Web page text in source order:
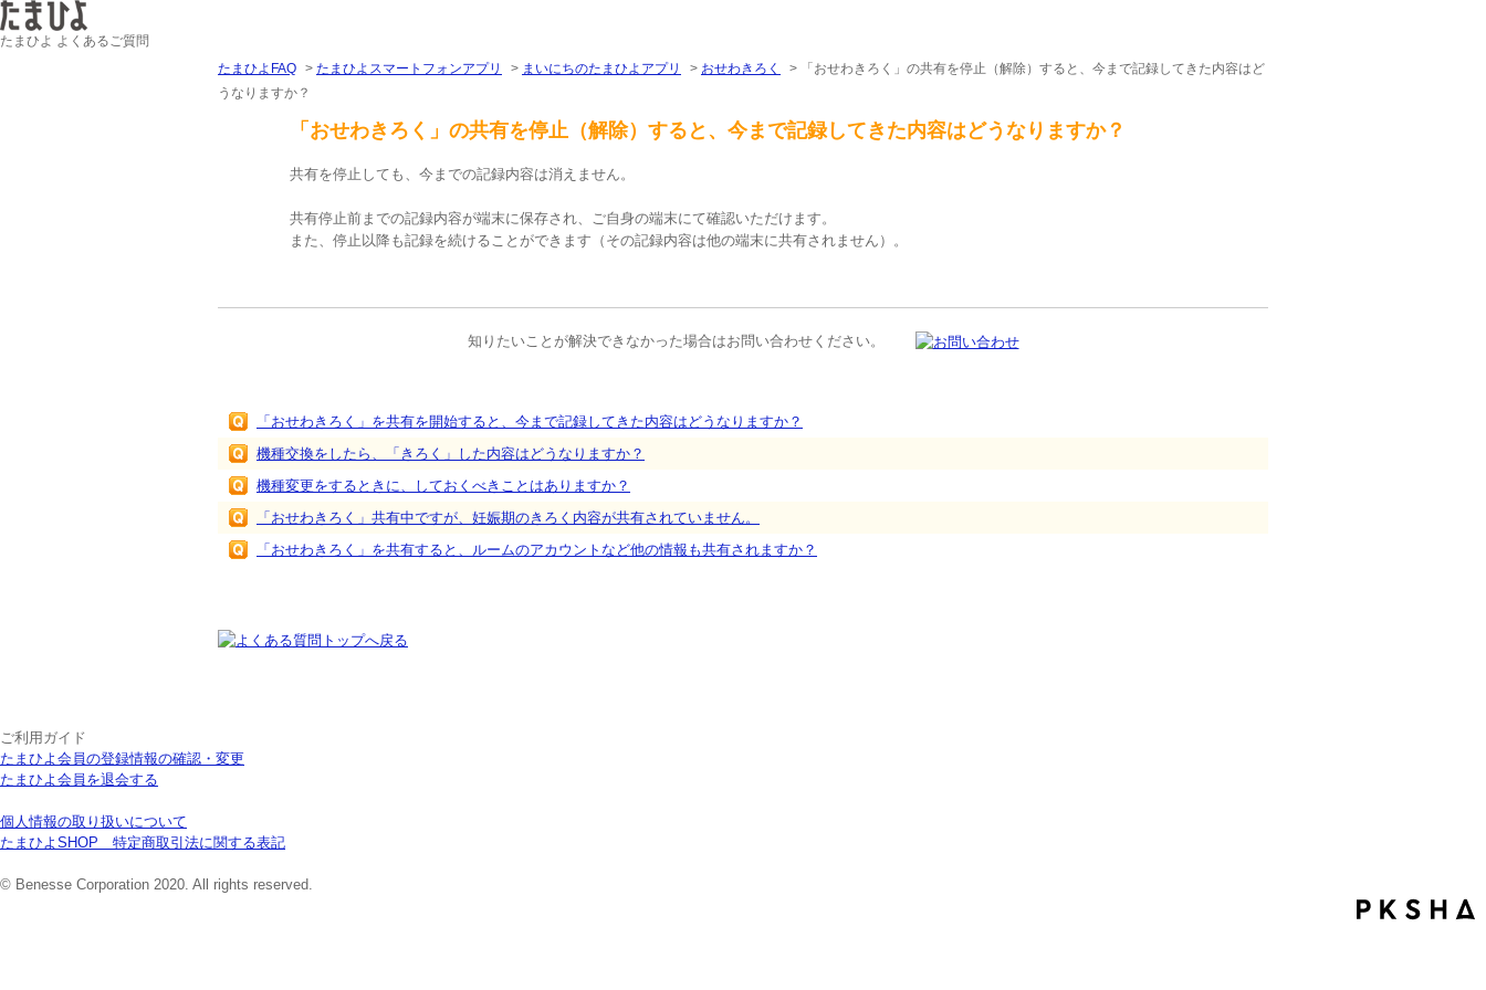
たまひよ よくあるご質問
たまひよFAQ > たまひよスマートフォンアプリ > まいにちのたまひよアプリ > おせわきろく >
「おせわきろく」の共有を停止（解除）すると、今まで記録してきた内容はど
うなりますか？
「おせわきろく」の共有を停止（解除）すると、今まで記録してきた内容はどうなりますか？
共有を停止しても、今までの記録内容は消えません。
共有停止前までの記録内容が端末に保存され、ご自身の端末にて確認いただけます。
また、停止以降も記録を続けることができます（その記録内容は他の端末に共有されません）。
知りたいことが解決できなかった場合はお問い合わせください。
「おせわきろく」を共有を開始すると、今まで記録してきた内容はどうなりますか？
機種交換をしたら、「きろく」した内容はどうなりますか？
機種変更をするときに、しておくべきことはありますか？
「おせわきろく」共有中ですが、妊娠期のきろく内容が共有されていません。
「おせわきろく」を共有すると、ルームのアカウントなど他の情報も共有されますか？
ご利用ガイド
たまひよ会員の登録情報の確認・変更
たまひよ会員を退会する
個人情報の取り扱いについて
たまひよSHOP 特定商取引法に関する表記
© Benesse Corporation 2020. All rights reserved.